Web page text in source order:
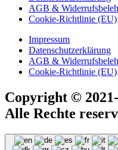
AGB &
Cookie-Richtlinie (EU)
Impressum
Datenschutzerklärung
AGB &
Cookie-Richtlinie (EU)
Copyright ©
Alle Rechte